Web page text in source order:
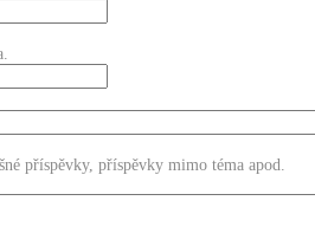
příspěvky, příspěvky mimo téma apod.